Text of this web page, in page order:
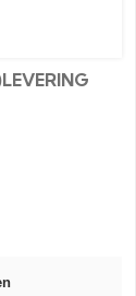
LEVERING